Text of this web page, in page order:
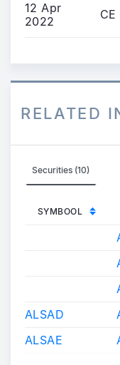
12 Apr
2022
RELATED
Securities (10)
SYMBOOL
ALSAD
ALSAE